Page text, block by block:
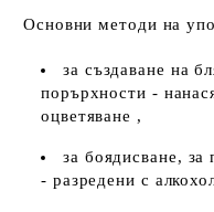
Основни методи на
за създаване на
порърхности -
оцветяване ,
за боядисване, за
- разредени с